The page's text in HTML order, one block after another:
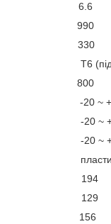
A: 6.6
A: 990
А: 330
Т6
800
-20 ~
°C: -20 ~
°C: -20 ~
194
129
156